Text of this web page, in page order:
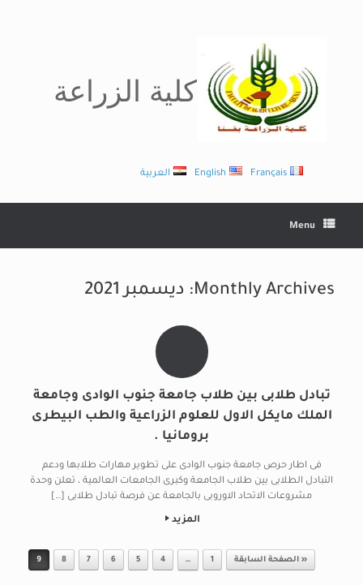
كلية الزراعة
العربية English Français
Menu
Monthly Archives: ديسمبر 2021
تبادل طلابى بين طلاب جامعة جنوب الوادى وجامعة
الملك مايكل الاول للعلوم الزراعية والطب البيطرى
برومانيا .
فى اطار حرص جامعة جنوب الوادى على تطوير مهارات طلابها ودعم
التبادل الطلابى بين طلاب الجامعة وكبرى الجامعات العالمية ، تعلن وحدة
مشروعات الاتحاد الاوروبى بالجامعة عن فرصة تبادل طلابى […]
المزيد
Post navigation
« الصفحة السابقة 1
…
4
5
6
7
8
9